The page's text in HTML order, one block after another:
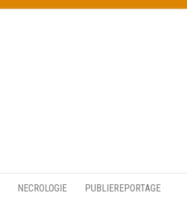
NECROLOGIE PUBLIEREPORTAGE